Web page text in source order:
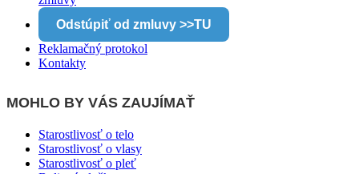
Odstúpiť od zmluvy >>TU
Reklamačný protokol
Kontakty
MOHLO BY VÁS ZAUJÍMAŤ
Starostlivosť o telo
Starostlivosť o vlasy
Starostlivosť o pleť